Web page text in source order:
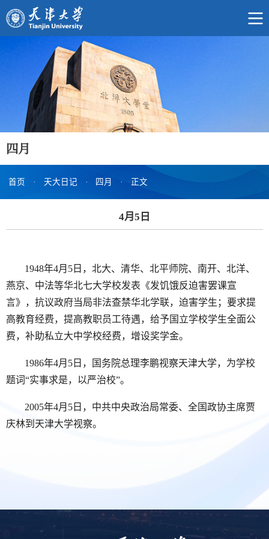
四月
首页 · 天大日记 · 四月 · 正文
4月5日
1948年4月5日，北大、清华、北平师院、南开、北洋、
燕京、中法等华北七大学校发表《发饥饿反迫害罢课宣
言》，抗议政府当局非法查禁华北学联，迫害学生；要求提
高教育经费，提高教职员工待遇，给予国立学校学生全面公
费，补助私立大中学校经费，增设奖学金。
1986年4月5日，国务院总理李鹏视察天津大学，为学校
题词“实事求是，以严治校”。
2005年4月5日，中共中央政治局常委、全国政协主席贾
庆林到天津大学视察。